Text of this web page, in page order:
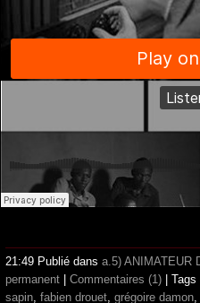
21:49 Publié dans a.5) ANIMATEUR
permanent
Commentaires (1) |
sapin, fabien drouet, grégoire damon,